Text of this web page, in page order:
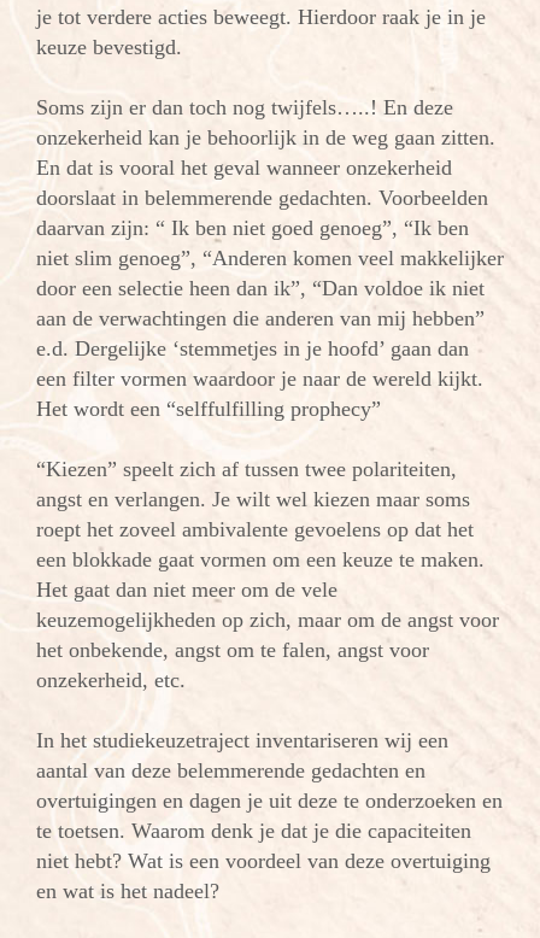
je tot verdere acties beweegt. Hierdoor raak je in je
keuze bevestigd.
Soms zijn er dan toch nog twijfels…..! En deze
onzekerheid kan je behoorlijk in de weg gaan zitten.
En dat is vooral het geval wanneer onzekerheid
doorslaat in belemmerende gedachten. Voorbeelden
daarvan zijn: “ Ik ben niet goed genoeg”, “Ik ben
niet slim genoeg”, “Anderen komen veel makkelijker
door een selectie heen dan ik”, “Dan voldoe ik niet
aan de verwachtingen die anderen van mij hebben”
e.d. Dergelijke ‘stemmetjes in je hoofd’ gaan dan
een filter vormen waardoor je naar de wereld kijkt.
Het wordt een “selffulfilling prophecy”
“Kiezen” speelt zich af tussen twee polariteiten,
angst en verlangen. Je wilt wel kiezen maar soms
roept het zoveel ambivalente gevoelens op dat het
een blokkade gaat vormen om een keuze te maken.
Het gaat dan niet meer om de vele
keuzemogelijkheden op zich, maar om de angst voor
het onbekende, angst om te falen, angst voor
onzekerheid, etc.
In het studiekeuzetraject inventariseren wij een
aantal van deze belemmerende gedachten en
overtuigingen en dagen je uit deze te onderzoeken en
te toetsen. Waarom denk je dat je die capaciteiten
niet hebt? Wat is een voordeel van deze overtuiging
en wat is het nadeel?